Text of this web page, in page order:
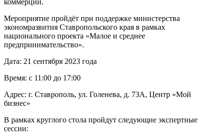
Мероприятие пройдёт при поддержке министерства
экономразвития Ставропольского края в рамках
национального проекта «Малое и среднее
предпринимательство».
Дата: 21 сентября 2023 года
Время: с 11:00 до 17:00
Адрес: г. Ставрополь, ул. Голенева, д. 73А, Центр «Мой
бизнес»
В рамках круглого стола пройдут следующие экспертные
сессии: